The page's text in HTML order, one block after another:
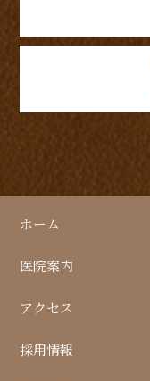
ホーム
医院案内
アクセス
採用情報